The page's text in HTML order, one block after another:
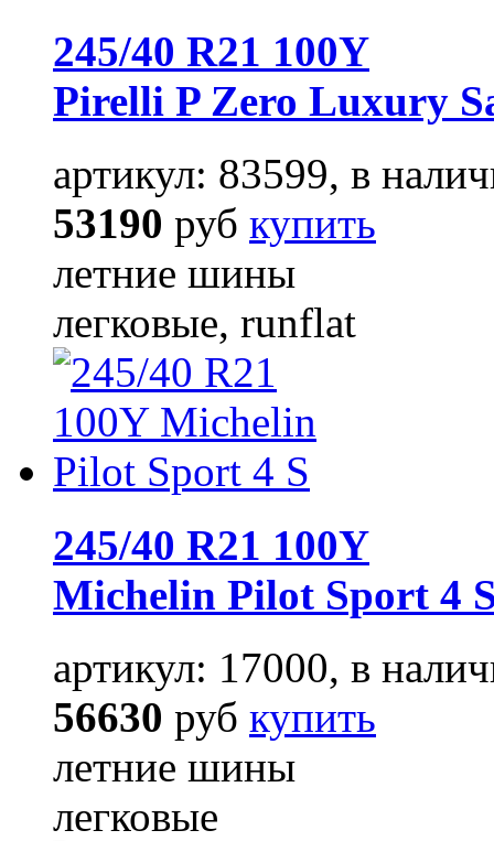
245/40 R21 100Y
Pirelli P Zero Luxury
артикул: 83599, в
53190 руб купить
летние шины
легковые, runflat
245/40 R21 100Y
Michelin Pilot Sport 4
артикул: 17000, в
56630 руб купить
летние шины
легковые